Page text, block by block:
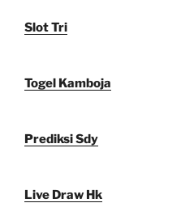
Slot Tri
Togel Kamboja
Prediksi Sdy
Live Draw Hk